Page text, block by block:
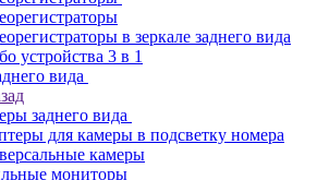
в зеркале заднего вида
устройства 3 в 1
вида
заднего вида
для камеры в подсветку номера
камеры
мониторы